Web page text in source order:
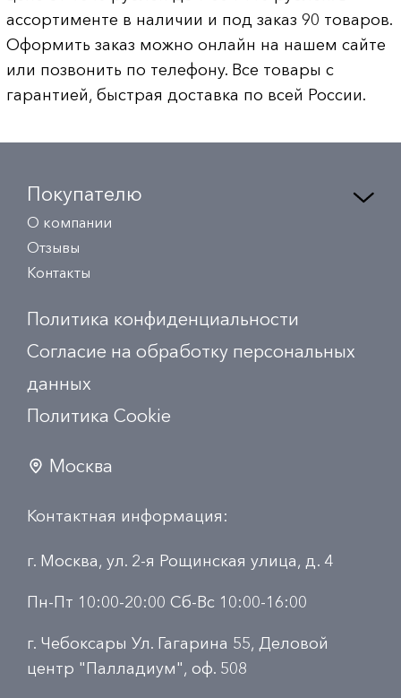
ассортименте в наличии и под заказ 90 товаров.
Оформить заказ можно онлайн на нашем сайте
или позвонить по телефону. Все товары с
гарантией, быстрая доставка по всей России.
Покупателю
О компании
Отзывы
Контакты
Политика конфиденциальности
Согласие на обработку персональных
данных
Политика Сookie
Москва
Контактная информация:
г. Москва, ул. 2-я Рощинская улица, д. 4
Пн-Пт 10:00-20:00 Сб-Вс 10:00-16:00
г. Чебоксары Ул. Гагарина 55, Деловой
центр "Палладиум", оф. 508